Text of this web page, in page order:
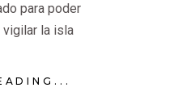
para poder
la isla